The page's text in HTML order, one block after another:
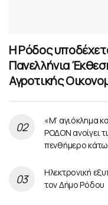
Η Ρόδος
Πανελλήνια
Αγροτικής
«Μ’ αγιόκλημα
ΡΟΔΟΝ ανοίγει
πενθήμερο
Ηλεκτρονική
τον Δήμο Ρόδου